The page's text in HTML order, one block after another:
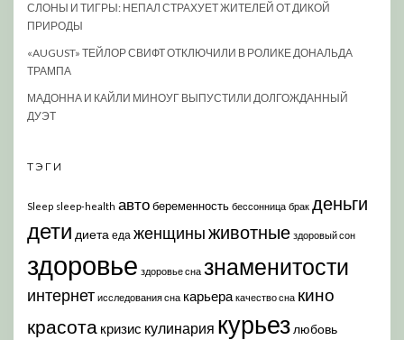
СЛОНЫ И ТИГРЫ: НЕПАЛ СТРАХУЕТ ЖИТЕЛЕЙ ОТ ДИКОЙ
ПРИРОДЫ
«AUGUST» ТЕЙЛОР СВИФТ ОТКЛЮЧИЛИ В РОЛИКЕ ДОНАЛЬДА
ТРАМПА
МАДОННА И КАЙЛИ МИНОУГ ВЫПУСТИЛИ ДОЛГОЖДАННЫЙ
ДУЭТ
ТЭГИ
Sleep sleep-health автобеременность бессонница брак деньги
дети диета еда женщиныживотные здоровый сон
здоровье здоровье сна знаменитости
интернет исследования сна карьера качество сна кино
красота кризис кулинария курьез любовь